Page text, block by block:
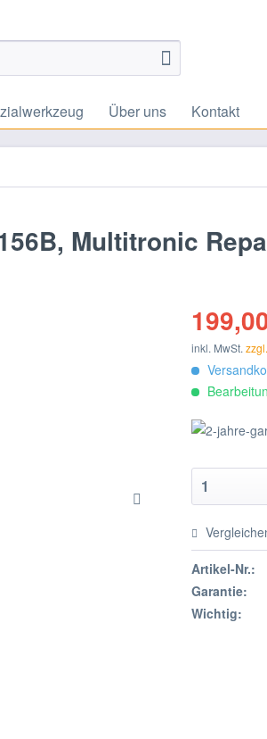
Über uns Kontakt
Multitronic
inkl. MwSt.
Artikel-Nr.:
Garantie:
Wichtig: